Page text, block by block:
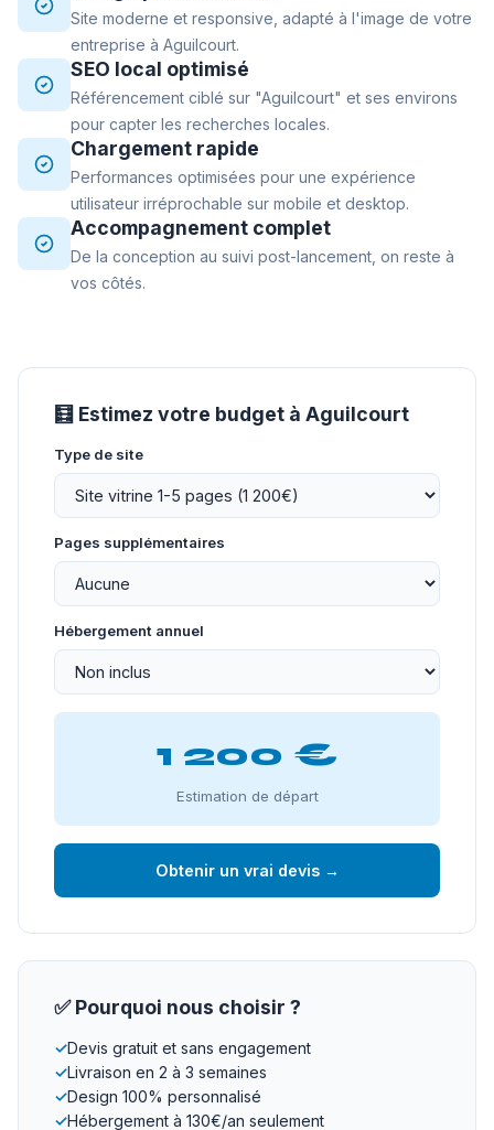
Site moderne et responsive, adapté à l'image de votre
entreprise à Aguilcourt.
SEO local optimisé
Référencement ciblé sur "Aguilcourt" et ses environs
pour capter les recherches locales.
Chargement rapide
Performances optimisées pour une expérience
utilisateur irréprochable sur mobile et desktop.
Accompagnement complet
De la conception au suivi post-lancement, on reste à
vos côtés.
🧮 Estimez votre budget à Aguilcourt
Type de site
Pages supplémentaires
Hébergement annuel
1 200 €
Estimation de départ
Obtenir un vrai devis →
✅ Pourquoi nous choisir ?
✓Devis gratuit et sans engagement
✓Livraison en 2 à 3 semaines
✓Design 100% personnalisé
✓Hébergement à 130€/an seulement